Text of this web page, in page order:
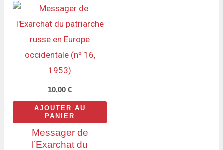
10,00€
AJOUTER AU
PANIER
Messager de
l’Exarchat du